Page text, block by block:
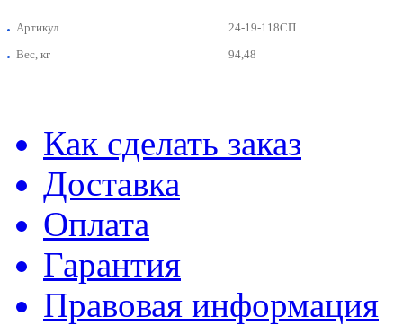
Артикул
24-19-118СП
Вес, кг
94,48
Как сделать заказ
Доставка
Оплата
Гарантия
Правовая информация